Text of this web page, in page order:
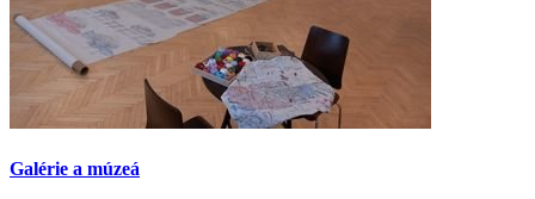
Galérie a múzeá